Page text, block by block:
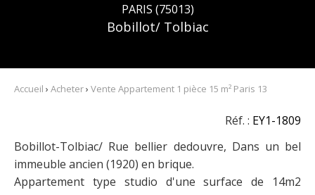
PARIS (75013)
Bobillot/ Tolbiac
Accueil › Acheter› Vente Appartement 1 pièce 15 m² Paris 13
Réf. : EY1-1809
Bobillot-Tolbiac/ Rue bellier dedouvre, Dans un bel
immeuble ancien (1920) en brique.
Appartement type studio d'une surface de 14m2